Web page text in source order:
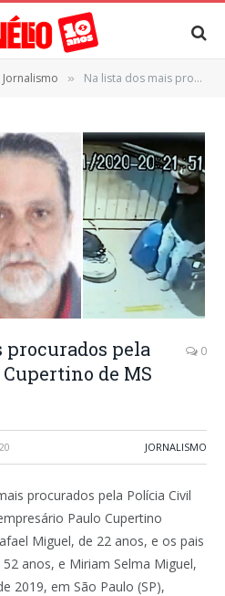
Jornalismo » Na lista dos mais procurados pela PC de SP, fuga de Cupertino de MS faz 60 dias
procurados pela
Cupertino de MS
0
JORNALISMO
procurados pela Polícia Civil
Paulo Cupertino
Miguel, de 22 anos, e os pais
anos, e Miriam Selma Miguel,
2019, em São Paulo (SP),